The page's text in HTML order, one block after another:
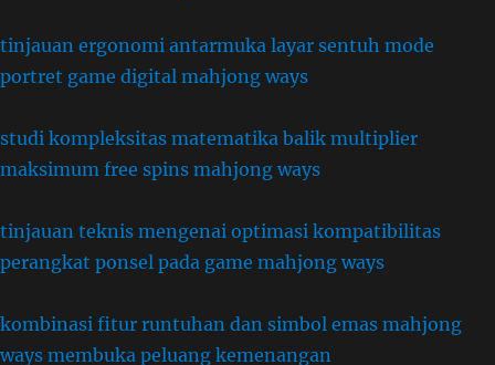
tinjauan ergonomi antarmuka layar sentuh mode
portret game digital mahjong ways
studi kompleksitas matematika balik multiplier
maksimum free spins mahjong ways
tinjauan teknis mengenai optimasi kompatibilitas
perangkat ponsel pada game mahjong ways
kombinasi fitur runtuhan dan simbol emas mahjong
ways membuka peluang kemenangan